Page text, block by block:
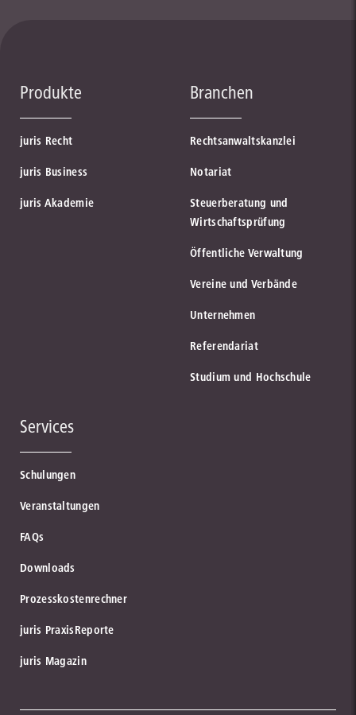
Produkte
juris Recht
juris Business
juris Akademie
Branchen
Rechtsanwaltskanzlei
Notariat
Steuerberatung und
Wirtschaftsprüfung
Öffentliche Verwaltung
Vereine und Verbände
Unternehmen
Referendariat
Studium und Hochschule
Services
Schulungen
Veranstaltungen
FAQs
Downloads
Prozesskostenrechner
juris PraxisReporte
juris Magazin